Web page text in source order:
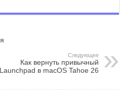
Следующее
Как вернуть привычный
Launchpad в macOS Tahoe 26